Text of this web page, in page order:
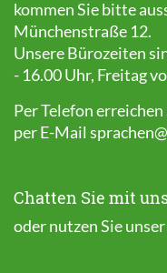
kommen Sie bitte
Münchenstraße 12.
Unsere Bürozeiten
- 16.00 Uhr, Freitag
Per Telefon
per E-Mail
Chatten Sie mit
oder nutzen Sie unser